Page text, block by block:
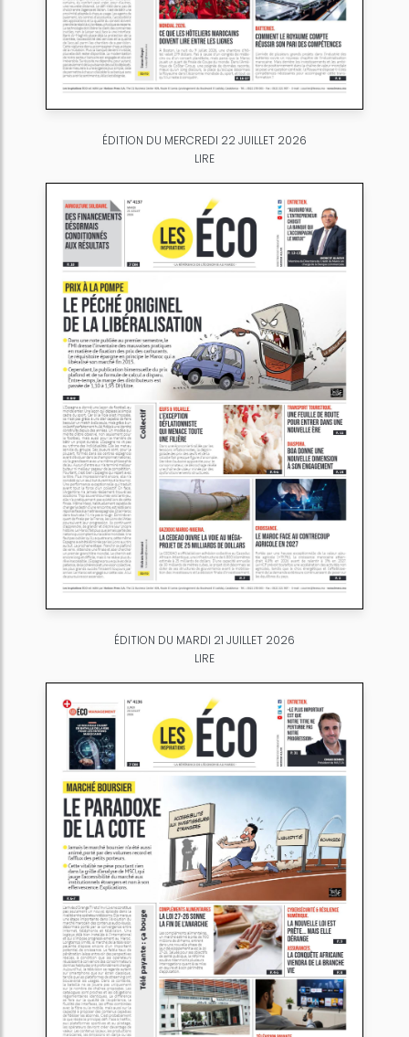
ÉDITION DU MERCREDI 22 JUILLET 2026
LIRE
ÉDITION DU MARDI 21 JUILLET 2026
LIRE